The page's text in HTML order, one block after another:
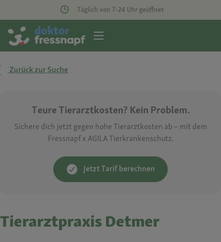
Täglich von 7-24 Uhr geöffnet
Zurück zur Suche
Teure Tierarztkosten? Kein Problem.
Sichere dich jetzt gegen hohe Tierarztkosten ab – mit dem
Fressnapf x AGILA Tierkrankenschutz.
Jetzt Tarif berechnen
Tierarztpraxis Detmer